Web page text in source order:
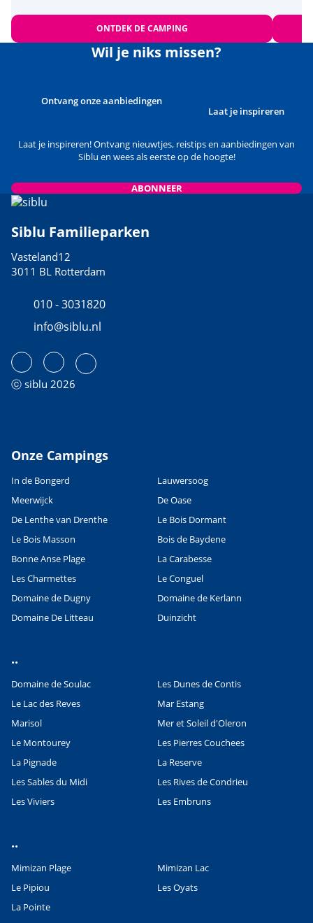
OpenStreetMap contributors, Points © 2012 LINZ
ONTDEK DE CAMPING
Wil je niks missen?
Ontvang onze aanbiedingen
Laat je inspireren
Laat je inspireren! Ontvang nieuwtjes, reistips en aanbiedingen van
Siblu en wees als eerste op de hoogte!
ABONNEER
Siblu Familieparken
Vasteland12
3011 BL Rotterdam
010 - 3031820
info@siblu.nl
ⓒ siblu 2026
Onze Campings
In de Bongerd
Lauwersoog
Meerwijck
De Oase
De Lenthe van Drenthe
Le Bois Dormant
Le Bois Masson
Bois de Baydene
Bonne Anse Plage
La Carabesse
Les Charmettes
Le Conguel
Domaine de Dugny
Domaine de Kerlann
Domaine De Litteau
Duinzicht
..
Domaine de Soulac
Les Dunes de Contis
Le Lac des Reves
Mar Estang
Marisol
Mer et Soleil d'Oleron
Le Montourey
Les Pierres Couchees
La Pignade
La Reserve
Les Sables du Midi
Les Rives de Condrieu
Les Viviers
Les Embruns
..
Mimizan Plage
Mimizan Lac
Le Pipiou
Les Oyats
La Pointe